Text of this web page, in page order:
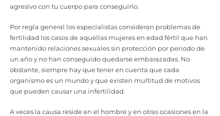
agresivo con tu cuerpo para conseguirlo.
Por regla general los especialistas consideran problemas de
fertilidad los casos de aquellas mujeres en edad fértil que han
mantenido relaciones sexuales sin protección por periodo de
un año y no han conseguido quedarse embarazadas. No
obstante, siempre hay que tener en cuenta que cada
organismo es un mundo y que existen multitud de motivos
que pueden causar una infertilidad.
A veces la causa reside en el hombre y en otras ocasiones en la